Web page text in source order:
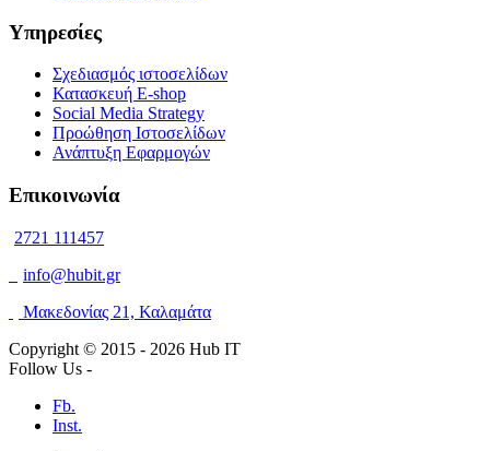
Υπηρεσίες
Σχεδιασμός ιστοσελίδων
Κατασκευή E-shop
Social Media Strategy
Προώθηση Ιστοσελίδων
Ανάπτυξη Εφαρμογών
Επικοινωνία
2721 111457
info@hubit.gr
Μακεδονίας 21, Καλαμάτα
Copyright © 2015 - 2026 Hub IT
Follow Us -
Fb.
Inst.